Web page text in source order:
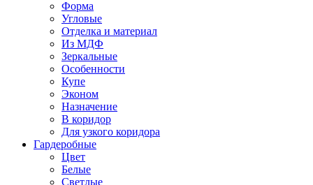
Форма
Угловые
Отделка и материал
Из МДФ
Зеркальные
Особенности
Купе
Эконом
Назначение
В коридор
Для узкого коридора
Гардеробные
Цвет
Белые
Светлые